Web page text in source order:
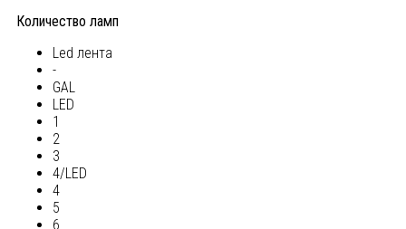
Количество ламп
Led лента
-
GAL
LED
1
2
3
4/LED
4
5
6